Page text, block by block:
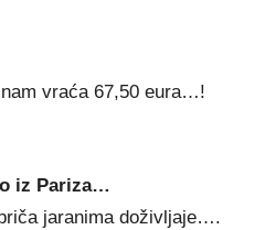
vraća 67,50 eura…!
iz Pariza…
jaranima doživljaje….